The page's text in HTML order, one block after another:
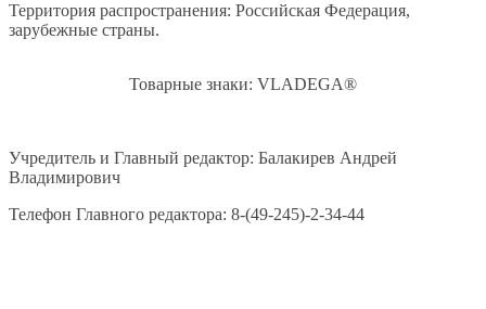
Территория распространения: Российская Федерация,
зарубежные страны.
Товарные знаки: VLADEGA®
Учредитель и Главный редактор: Балакирев Андрей
Владимирович
Телефон Главного редактора: 8-(49-245)-2-34-44